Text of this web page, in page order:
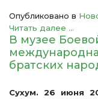
Опубликовано в
Читать далее ...
В музее
братских
Сухум. 26 июня